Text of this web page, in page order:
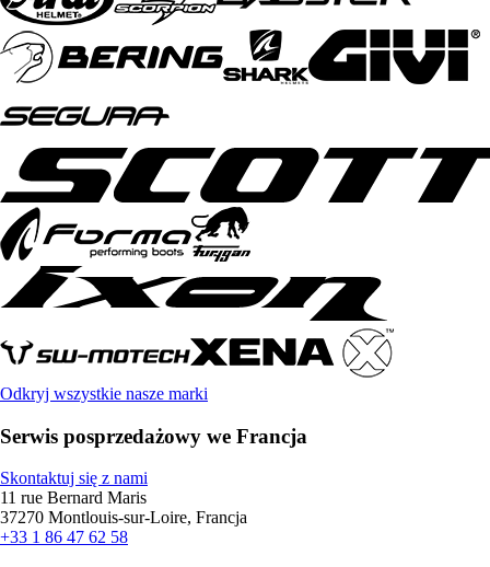
Odkryj wszystkie nasze marki
Serwis posprzedażowy we Francja
Skontaktuj się z nami
11 rue Bernard Maris
37270 Montlouis-sur-Loire, Francja
+33 1 86 47 62 58